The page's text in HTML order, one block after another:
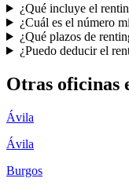
¿Qué incluye el
¿Cuál es el número
¿Qué plazos de
¿Puedo deducir el
Otras oficinas
Ávila
Ávila
Burgos